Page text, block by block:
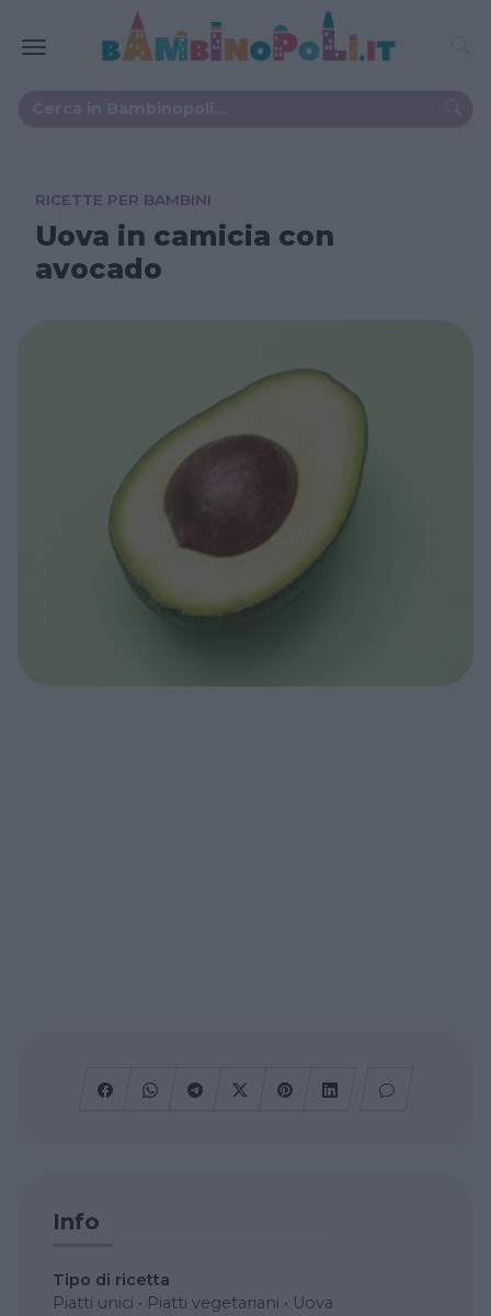
RICETTE PER BAMBINI
Uova in camicia con
avocado
Info
Tipo di ricetta
Piatti unici • Piatti vegetariani • Uova